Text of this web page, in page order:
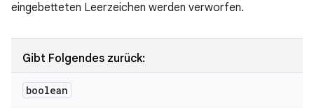
eingebetteten Leerzeichen werden verworfen.
Gibt Folgendes zurück:
boolean